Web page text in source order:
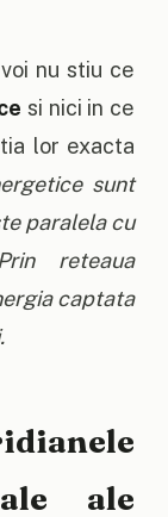
nu stiu ce
si nici in ce
lor exacta
sunt
paralela cu
reteaua
captata
ale